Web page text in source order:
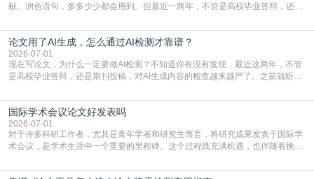
献、润色语句，多多少少都会用到。但最近一两年，不管是高校毕业答辩，还是
须加做AI查重。很多人分不清，AI查重和普通查重到底有啥区别？这里说透：普
通查重查的是你的文字和已公开文献的重复比例，防的是抄袭；AI查重查的是你
的内容里，有多少是AI生成的，防的是过
论文用了AI生成，怎么通过AI检测才靠谱？
2026-07-01
现在写论文，为什么一定要做AI检测？不知道你有没有发现，最近这两年，不管
是高校毕业答辩，还是期刊投稿，对AI生成内容的检查越来越严了。之前就听身
要求修改，还差点被判定学术不规范，真的太冤了。现在国内多数高校和核心期
刊，都已经明确出台了相关规定：如果使用AI生成内容辅助写作，必须明确标
注，未标注的AI生成内容会被认定为不符合学
国际学术会议论文好发表吗
2026-07-01
对于许多科研工作者，尤其是青年学者和研究生而言，将研究成果发表于国际学
术会议，是学术生涯中一个重要的里程碑。这个过程既充满机遇，也伴随着挑
疑问：国际学术会议论文到底好不好发表？其价值和难度究竟如何衡量。本篇